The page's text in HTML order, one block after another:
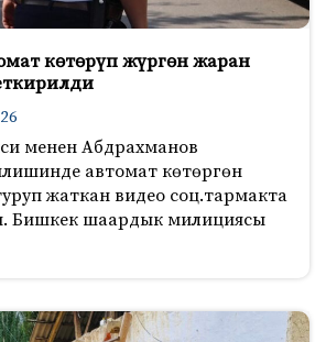
көтөрүп жүргөн жаран
менен Абдрахманов
автомат көтөргөн
жаткан видео соц.тармакта
Бишкек шаардык милициясы